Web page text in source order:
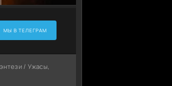
МЫ В ТЕЛЕГРАМ
/ Ужасы,